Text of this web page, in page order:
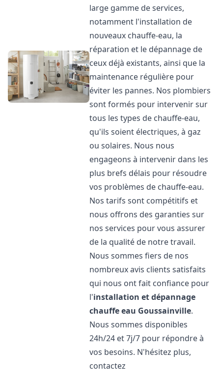
large gamme de services,
notamment l'installation de
nouveaux chauffe-eau, la
réparation et le dépannage de
ceux déjà existants, ainsi que la
maintenance régulière pour
éviter les pannes. Nos plombiers
sont formés pour intervenir sur
tous les types de chauffe-eau,
qu'ils soient électriques, à gaz
ou solaires. Nous nous
engageons à intervenir dans les
plus brefs délais pour résoudre
vos problèmes de chauffe-eau.
Nos tarifs sont compétitifs et
nous offrons des garanties sur
nos services pour vous assurer
de la qualité de notre travail.
Nous sommes fiers de nos
nombreux avis clients satisfaits
qui nous ont fait confiance pour
l'installation et dépannage
chauffe eau Goussainville.
Nous sommes disponibles
24h/24 et 7j/7 pour répondre à
vos besoins. N'hésitez plus,
contactez